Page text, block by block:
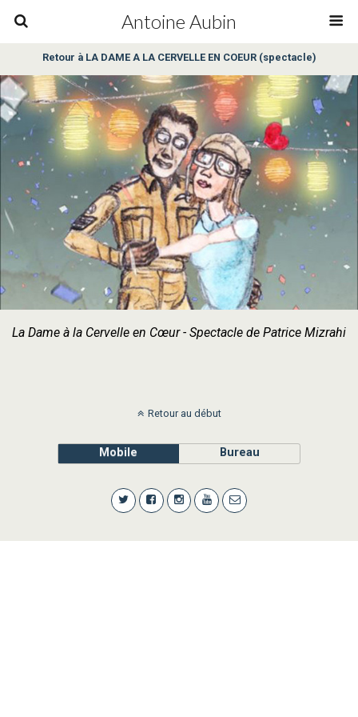
Antoine Aubin
Retour à LA DAME A LA CERVELLE EN COEUR (spectacle)
La Dame à la Cervelle en Cœur - Spectacle de Patrice Mizrahi
Retour au début
Mobile Bureau